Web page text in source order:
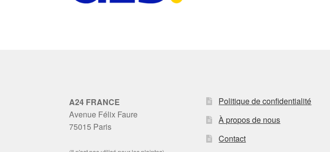
A24 FRANCE
Avenue Félix Faure
75015 Paris
Politique de confidentialité
À propos de nous
Contact